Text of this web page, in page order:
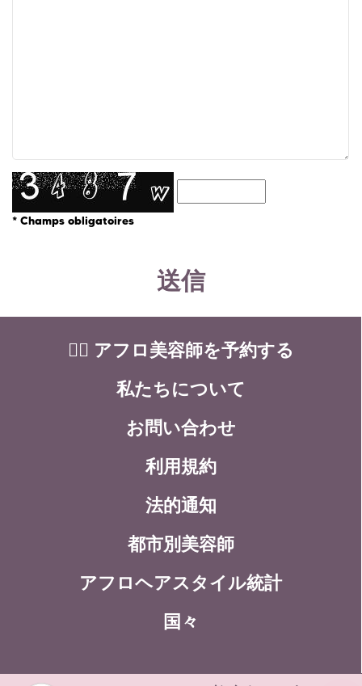
* Champs obligatoires
送信
💇‍♀️ アフロ美容師を予約する
私たちについて
お問い合わせ
利用規約
法的通知
都市別美容師
アフロヘアスタイル統計
国々